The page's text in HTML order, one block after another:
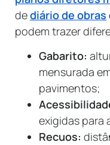
dediário de obras
podem trazer
Gabarito:
mensurada
pavimentos;
exigidas para
Recuos: